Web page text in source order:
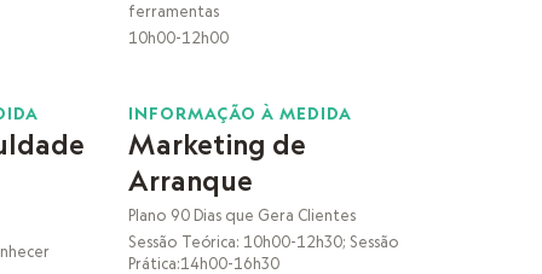
ferramentas
10h00-12h00
25
SET
INFORMAÇÃO À MEDIDA
Marketing de
Arranque
Plano 90 Dias que Gera Clientes
Sessão Teórica: 10h00-12h30; Sessão
Prática:14h00-16h30